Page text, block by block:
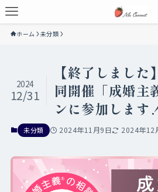
ホーム 未分類
【終了しまし
同開催「成婚主
ンに参加します
2024
12/31
未分類 2024年11月9日 2024年12